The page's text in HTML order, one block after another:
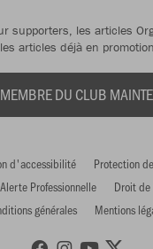
supporters, les articles
les articles déjà en promotion
DU CLUB
d'accessibilité
Protection
Professionnelle
Droit
générales
Mentions